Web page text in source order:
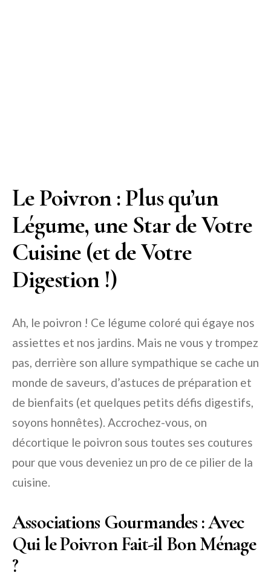
Le Poivron : Plus qu’un
Légume, une Star de Votre
Cuisine (et de Votre
Digestion !)
Ah, le poivron ! Ce légume coloré qui égaye nos
assiettes et nos jardins. Mais ne vous y trompez
pas, derrière son allure sympathique se cache un
monde de saveurs, d’astuces de préparation et
de bienfaits (et quelques petits défis digestifs,
soyons honnêtes). Accrochez-vous, on
décortique le poivron sous toutes ses coutures
pour que vous deveniez un pro de ce pilier de la
cuisine.
Associations Gourmandes : Avec
Qui le Poivron Fait-il Bon Ménage
?